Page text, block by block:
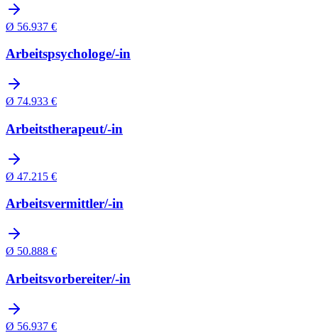
Ø 56.937 €
Arbeitspsychologe/-in
Ø 74.933 €
Arbeitstherapeut/-in
Ø 47.215 €
Arbeitsvermittler/-in
Ø 50.888 €
Arbeitsvorbereiter/-in
Ø 56.937 €